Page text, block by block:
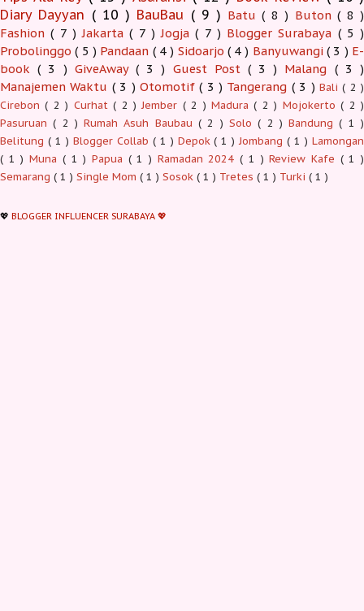
Diary Dayyan ( 10 ) BauBau ( 9 ) Batu( 8 ) Buton( 8 )
Fashion( 7 ) Jakarta( 7 ) Jogja( 7 ) Blogger Surabaya ( 5 )
Probolinggo( 5 ) Pandaan ( 4 ) Sidoarjo ( 4 ) Banyuwangi( 3 ) E-
book( 3 ) GiveAway ( 3 ) Guest Post ( 3 ) Malang ( 3 )
Manajemen Waktu ( 3 ) Otomotif( 3 ) Tangerang ( 3 ) Bali( 2 )
Cirebon( 2 ) Curhat( 2 ) Jember ( 2 ) Madura( 2 ) Mojokerto( 2 )
Pasuruan( 2 ) Rumah Asuh Baubau( 2 ) Solo( 2 ) Bandung( 1 )
Belitung ( 1 ) Blogger Collab ( 1 ) Depok( 1 ) Jombang( 1 ) Lamongan
( 1 ) Muna ( 1 ) Papua ( 1 ) Ramadan 2024( 1 ) Review Kafe ( 1 )
Semarang ( 1 ) Single Mom ( 1 ) Sosok ( 1 ) Tretes ( 1 ) Turki ( 1 )
💖 BLOGGER INFLUENCER SURABAYA 💖